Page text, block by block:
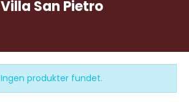
Villa San Pietro
Ingen produkter fundet.